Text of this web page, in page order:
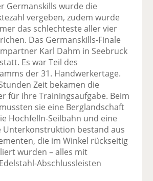
Germanskills wurde die
vergeben, zudem wurde
das schlechteste aller vier
Das Germanskills-Finale
Karl Dahm in Seebruck
Es war Teil des
der 31. Handwerkertage.
Zeit bekamen die
für ihre Trainingsaufgabe. Beim
sie eine Berglandschaft
Hochfelln-Seilbahn und eine
Unterkonstruktion bestand aus
die im Winkel rückseitig
wurden – alles mit
Abschlussleisten